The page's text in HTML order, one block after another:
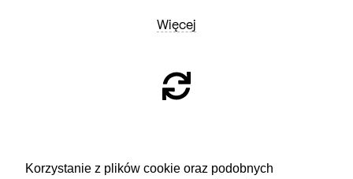
Korzystanie z plików cookie oraz podobnych
Więcej